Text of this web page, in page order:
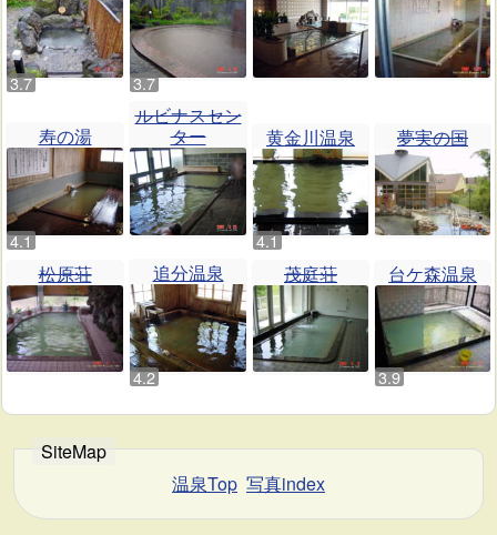
寿の湯
ルビナスセン
ター
黄金川温泉 夢実の国
松原荘 追分温泉 茂庭荘 台ケ森温泉
温泉Top 写真index